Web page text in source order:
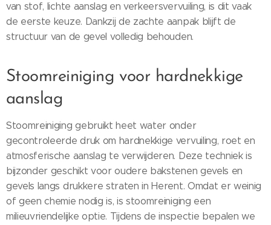
van stof, lichte aanslag en verkeersvervuiling, is dit vaak
de eerste keuze. Dankzij de zachte aanpak blijft de
structuur van de gevel volledig behouden.
Stoomreiniging voor hardnekkige
aanslag
Stoomreiniging gebruikt heet water onder
gecontroleerde druk om hardnekkige vervuiling, roet en
atmosferische aanslag te verwijderen. Deze techniek is
bijzonder geschikt voor oudere bakstenen gevels en
gevels langs drukkere straten in Herent. Omdat er weinig
of geen chemie nodig is, is stoomreiniging een
milieuvriendelijke optie. Tijdens de inspectie bepalen we